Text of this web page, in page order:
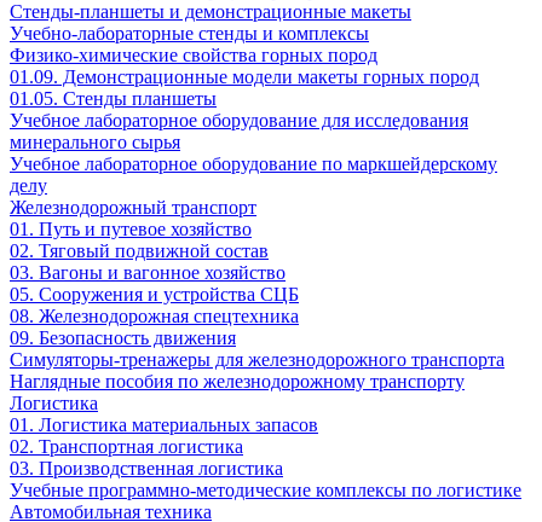
Стенды-планшеты и демонстрационные макеты
Учебно-лабораторные стенды и комплексы
Физико-химические свойства горных пород
01.09. Демонстрационные модели макеты горных пород
01.05. Стенды планшеты
Учебное лабораторное оборудование для исследования
минерального сырья
Учебное лабораторное оборудование по маркшейдерскому
делу
Железнодорожный транспорт
01. Путь и путевое хозяйство
02. Тяговый подвижной состав
03. Вагоны и вагонное хозяйство
05. Сооружения и устройства СЦБ
08. Железнодорожная спецтехника
09. Безопасность движения
Симуляторы-тренажеры для железнодорожного транспорта
Наглядные пособия по железнодорожному транспорту
Логистика
01. Логистика материальных запасов
02. Транспортная логистика
03. Производственная логистика
Учебные программно-методические комплексы по логистике
Автомобильная техника